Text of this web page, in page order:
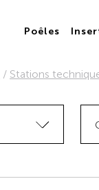
Poêles
/ Stations